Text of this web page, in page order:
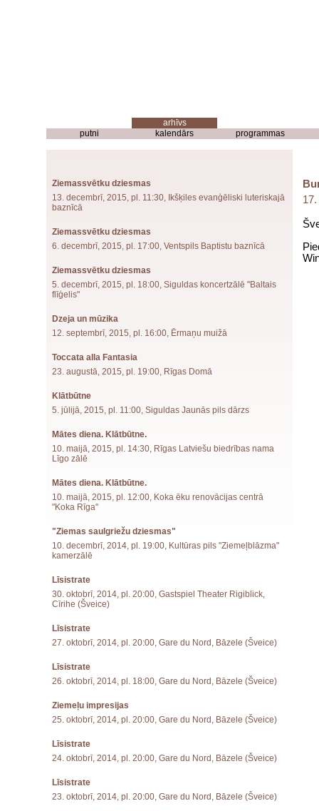
putni kalendārs programmas
Ziemassvētku dziesmas
13. decembrī, 2015, pl. 11:30, Ikšķiles evanģēliski luteriskajā
baznīcā
Ziemassvētku dziesmas
6. decembrī, 2015, pl. 17:00, Ventspils Baptistu baznīcā
Ziemassvētku dziesmas
5. decembrī, 2015, pl. 18:00, Siguldas koncertzālē "Baltais
flīģelis"
Dzeja un mūzika
12. septembrī, 2015, pl. 16:00, Ērmaņu muižā
Toccata alla Fantasia
23. augustā, 2015, pl. 19:00, Rīgas Domā
Klātbūtne
5. jūlijā, 2015, pl. 11:00, Siguldas Jaunās pils dārzs
Mātes diena. Klātbūtne.
10. maijā, 2015, pl. 14:30, Rīgas Latviešu biedrības nama
Līgo zālē
Mātes diena. Klātbūtne.
10. maijā, 2015, pl. 12:00, Koka ēku renovācijas centrā
"Koka Rīga"
"Ziemas saulgriežu dziesmas"
10. decembrī, 2014, pl. 19:00, Kultūras pils "Ziemeļblāzma"
kamerzālē
Līsistrate
30. oktobrī, 2014, pl. 20:00, Gastspiel Theater Rigiblick,
Cīrihe (Šveice)
Līsistrate
27. oktobrī, 2014, pl. 20:00, Gare du Nord, Bāzele (Šveice)
Līsistrate
26. oktobrī, 2014, pl. 18:00, Gare du Nord, Bāzele (Šveice)
Ziemeļu impresijas
25. oktobrī, 2014, pl. 20:00, Gare du Nord, Bāzele (Šveice)
Līsistrate
24. oktobrī, 2014, pl. 20:00, Gare du Nord, Bāzele (Šveice)
Līsistrate
23. oktobrī, 2014, pl. 20:00, Gare du Nord, Bāzele (Šveice)